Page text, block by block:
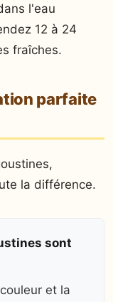
l'eau
12 à 24
fraîches.
parfaite
la différence.
sont
et la